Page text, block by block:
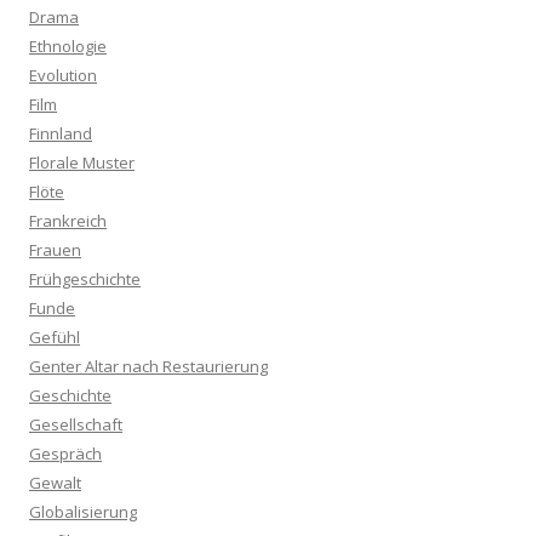
Drama
Ethnologie
Evolution
Film
Finnland
Florale Muster
Flöte
Frankreich
Frauen
Frühgeschichte
Funde
Gefühl
Genter Altar nach Restaurierung
Geschichte
Gesellschaft
Gespräch
Gewalt
Globalisierung